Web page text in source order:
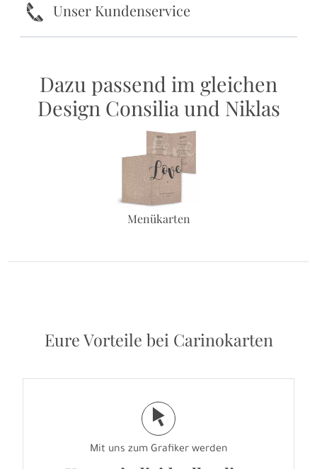
k Unser Kundenservice
Dazu passend im gleichen
Design Consilia und Niklas
Menükarten
Eure Vorteile bei Carinokarten
j
Mit uns zum Grafiker werden